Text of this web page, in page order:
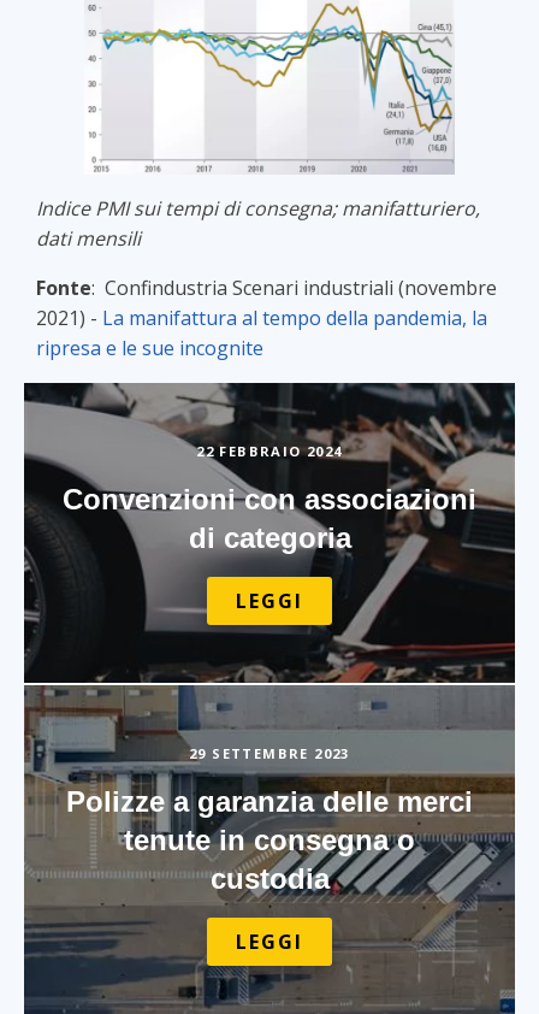
Indice PMI sui tempi di consegna; manifatturiero,
dati mensili
Fonte: Confindustria Scenari industriali (novembre
2021) - La manifattura al tempo della pandemia, la
ripresa e le sue incognite
22 FEBBRAIO 2024
Convenzioni con associazioni
di categoria
LEGGI
29 SETTEMBRE 2023
Polizze a garanzia delle merci
tenute in consegna o
custodia
LEGGI